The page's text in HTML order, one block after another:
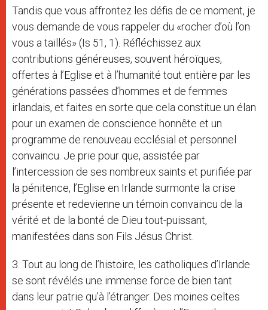
Tandis que vous affrontez les défis de ce moment, je
vous demande de vous rappeler du «rocher d’où l’on
vous a taillés» (Is 51, 1). Réfléchissez aux
contributions généreuses, souvent héroïques,
offertes à l’Eglise et à l’humanité tout entière par les
générations passées d’hommes et de femmes
irlandais, et faites en sorte que cela constitue un élan
pour un examen de conscience honnête et un
programme de renouveau ecclésial et personnel
convaincu. Je prie pour que, assistée par
l’intercession de ses nombreux saints et purifiée par
la pénitence, l’Eglise en Irlande surmonte la crise
présente et redevienne un témoin convaincu de la
vérité et de la bonté de Dieu tout-puissant,
manifestées dans son Fils Jésus Christ.
3. Tout au long de l’histoire, les catholiques d’Irlande
se sont révélés une immense force de bien tant
dans leur patrie qu’à l’étranger. Des moines celtes